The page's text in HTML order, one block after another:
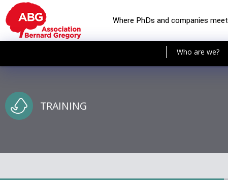
Where PhDs and companies meet
Who are we?
TRAINING